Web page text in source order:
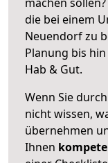
die bei einem
Neuendorf zu
Planung bis
Hab & Gut.
Wenn Sie
nicht wissen,
übernehmen
Ihnen